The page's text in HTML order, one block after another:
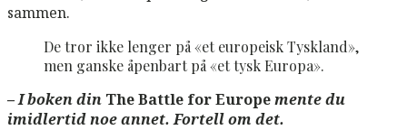
sammen.
De tror ikke lenger på «et europeisk Tyskland»,
men ganske åpenbart på «et tysk Europa».
– I boken din The Battle for Europemente du
imidlertid noe annet. Fortell om det.